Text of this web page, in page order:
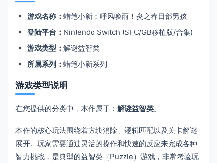
游戏名称： 蜡笔小新：呼风唤雨！炎之春日部男孩
登陆平台： Nintendo Switch (SFC/GB移植版/合集)
游戏类型： 解谜益智类
所属系列： 蜡笔小新系列
游戏类型说明
在您提供的分类中，本作属于： 解谜益智类。
本作的核心玩法围绕着方块消除、逻辑匹配以及关卡解谜
展开。玩家需要通过灵活的操作和快速的反应来完成各种
智力挑战，是典型的益智类（Puzzle）游戏，非常考验玩